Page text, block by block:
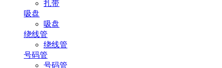
扎带
吸盘
吸盘
绕线管
绕线管
号码管
号码管